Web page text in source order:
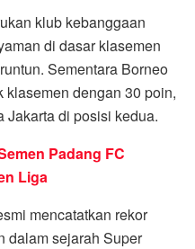
klub kebanggaan
di dasar klasemen
Sementara Borneo
dengan 30 poin,
Jakarta di posisi kedua.
Padang FC
Liga
mencatatkan rekor
dalam sejarah Super